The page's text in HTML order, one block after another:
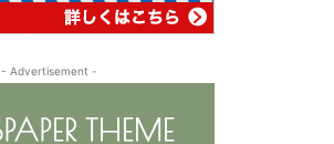
- Advertisement -